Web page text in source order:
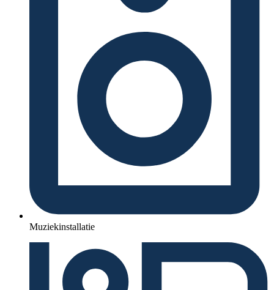
Muziekinstallatie